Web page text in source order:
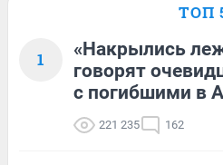
ТОП
1
«Накрылись
говорят
с погибшими в
221 235 162